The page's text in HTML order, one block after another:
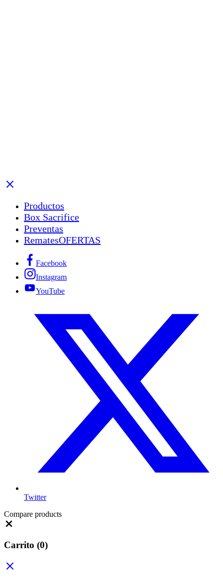
Productos
Box Sacrifice
Preventas
RematesOFERTAS
Facebook
Instagram
YouTube
Twitter
Compare products
Carrito (0)